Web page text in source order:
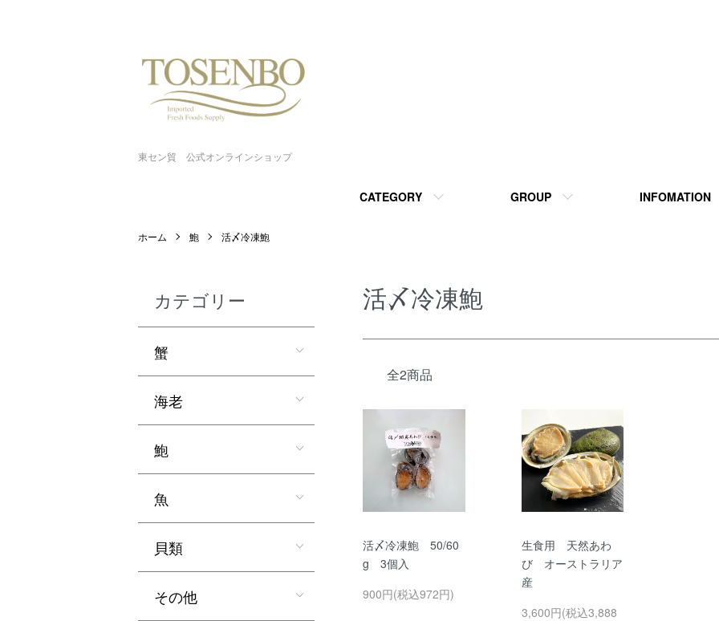
東セン貿 公式オンラインショップ
CATEGORY GROUP INFOMATION
ホーム 鮑 活〆冷凍鮑
活〆冷凍鮑
全2商品
活〆冷凍鮑 50/60
g 3個入
900円(税込972円)
生食用 天然あわ
び オーストラリア
産
3,600円(税込3,888
カテゴリー
蟹
海老
鮑
魚
貝類
その他